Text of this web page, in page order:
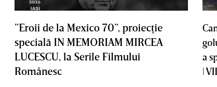
”Eroii de la Mexico 70”, proiecţie
specială IN MEMORIAM MIRCEA
LUCESCU, la Serile Filmului
Românesc
a
|